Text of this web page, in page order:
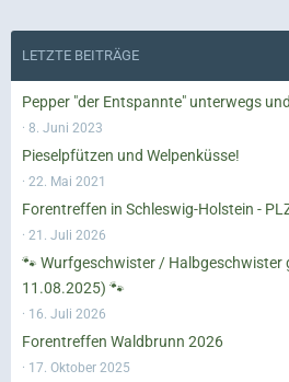
LETZTE BEITRÄGE
Pepper "der Entspannte" unterwegs
8. Juni 2023
Pieselpfützen und Welpenküsse!
22. Mai 2021
Forentreffen in Schleswig-Holstein -
21. Juli 2026
🐾 Wurfgeschwister / Halbgeschwister
11.08.2025) 🐾
16. Juli 2026
Forentreffen Waldbrunn 2026
17. Oktober 2025